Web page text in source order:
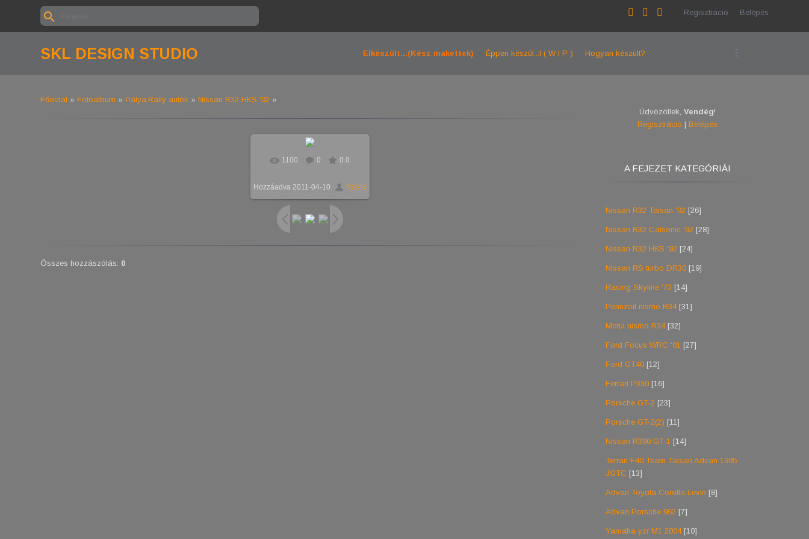
Regisztráció Belépés
SKL DESIGN STUDIO Elkészült...(Kész makettek) Éppen készül...l ( W I P ) Hogyan készült?
Főoldal » Fotóalbum » Pálya,Rally autók » Nissan R32 HKS '92 »
1100 0 0.0
Hozzáadva2011-04-10 Szikla
Összes hozzászólás: 0
Üdvözöllek,Vendég!
Regisztráció |Belépés
A FEJEZET KATEGÓRIÁI
Nissan R32 Taisan '92 [26]
Nissan R32 Calsonic '92 [28]
Nissan R32 HKS '92 [24]
Nissan RS turbo DR30 [19]
Racing Skyline '73 [14]
Pennzoil nismo R34 [31]
Motul nismo R34 [32]
Ford Focus WRC '01 [27]
Ford GT40 [12]
Ferrari P330 [16]
Porsche GT-2 [23]
Porsche GT-2(2) [11]
Nissan R390 GT-1 [14]
Terrari F40 Team Taisan Advan 1995
JGTC [13]
Advan Toyota Corolla Levin [8]
Advan Porsche 962 [7]
Yamaha yzr M1 2004 [10]